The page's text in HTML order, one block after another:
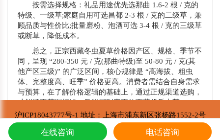
按需选择规格：礼品用途优先选那曲 1.6-2 根 / 克的
特级、一级草;家庭自用可选昌都 2-3 根 / 克的二级草，兼
顾品质与性价比;批量磨粉、泡酒可选 3-4 根 / 克的三级草
或断草，降低成本。
总之，正宗西藏冬虫夏草价格因产区、规格、季节不
同，呈现 “280-350 元 / 克(那曲特级)至 50-80 元 / 克(其
他产区三级)” 的广泛区间，核心规律是 “高海拔、粗虫
体、完整度高、旺季” 价格更高。消费者需结合自身需求
与预算，在了解价格逻辑的基础上，通过正规渠道选购，
才能既不花冤枉钱，又能买到真正的西藏优质虫草。
沪ICP18043777号-1 地址：上海市浦东新区张杨路1552-2号
东强堂健康科技有限公司 版权所有
Copyright © 2002-2021
在线咨询 电话咨询